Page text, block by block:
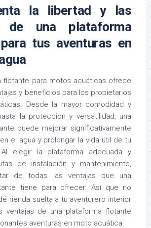
la libertad y las
de una plataforma
tus aventuras en
flotante para motos acuáticas ofrece
y beneficios para los propietarios
Desde la mayor comodidad y
la protección y versatilidad, una
puede mejorar significativamente
el agua y prolongar la vida útil de tu
Al elegir la plataforma adecuada y
de instalación y mantenimiento,
de todas las ventajas que una
tiene para ofrecer. Así que no
rienda suelta a tu aventurero interior
ventajas de una plataforma flotante
aventuras en moto acuática.